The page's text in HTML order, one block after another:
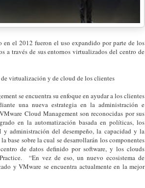
el 2012 fueron el uso expandido por parte de los
a través de sus entornos virtualizados del centro de
virtualización y de cloud de los clientes
se encuentra su enfoque en ayudar a los clientes
una nueva estrategia en la administración e
Cloud Management son reconocidas por sus
en la automatización basada en políticas, los
administración del desempeño, la capacidad y la
sobre la cual se desarrollarán los componentes
de datos definido por software, y los clouds
“En vez de eso, un nuevo ecosistema de
y VMware se encuentra actualmente en la mejor